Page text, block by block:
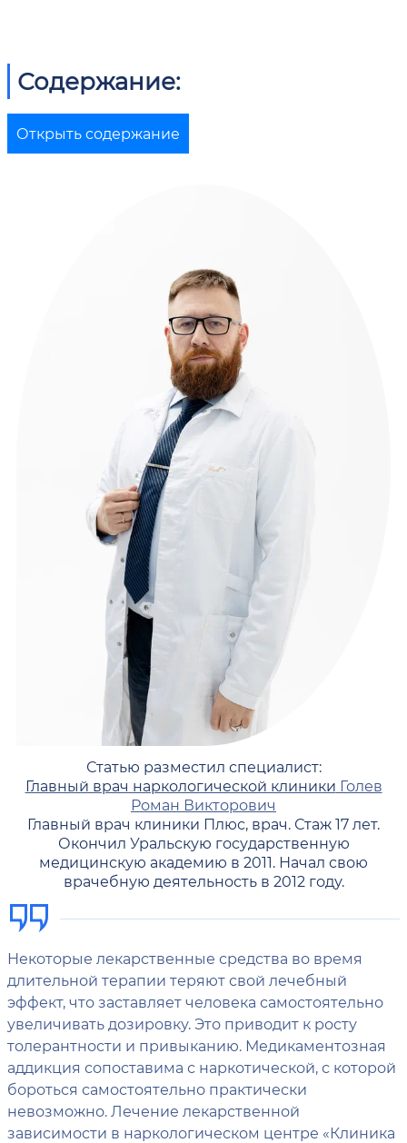
Содержание:
Открыть содержание
Статью разместил специалист:
Главный врач наркологической клиники Голев
Роман Викторович
Главный врач клиники Плюс, врач. Стаж 17 лет.
Окончил Уральскую государственную
медицинскую академию в 2011. Начал свою
врачебную деятельность в 2012 году.
Некоторые лекарственные средства во время
длительной терапии теряют свой лечебный
эффект, что заставляет человека самостоятельно
увеличивать дозировку. Это приводит к росту
толерантности и привыканию. Медикаментозная
аддикция сопоставима с наркотической, с которой
бороться самостоятельно практически
невозможно. Лечение лекарственной
зависимости в наркологическом центре «Клиника